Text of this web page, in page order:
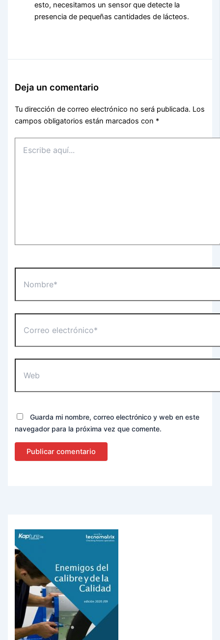
esto, necesitamos un sensor que detecte la
presencia de pequeñas cantidades de lácteos.
Deja un comentario
Tu dirección de correo electrónico no será publicada. Los
campos obligatorios están marcados con *
aquí...
electrónico*
Guarda mi nombre, correo electrónico y web en este
navegador para la próxima vez que comente.